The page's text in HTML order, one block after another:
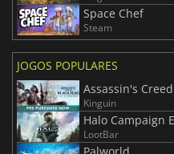
Space Chef
Steam
JOGOS POPULARES
Assassin's
Kinguin
Halo Campaign
LootBar